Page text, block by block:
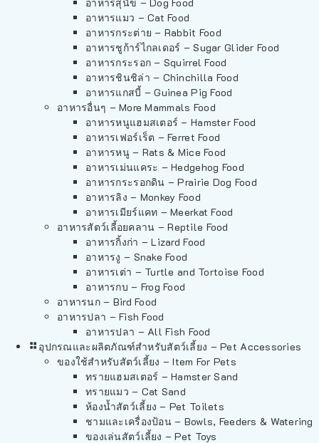
อาหารแมว – Cat Food
อาหารกระต่าย – Rabbit Food
อาหารชูก้าร์ไกลเดอร์ – Sugar Glider Food
อาหารกระรอก – Squirrel Food
อาหารชินชิล่า – Chinchilla Food
อาหารแกสบี้ – Guinea Pig Food
อาหารอื่นๆ – More Mammals Food
อาหารหนูแฮมสเตอร์ – Hamster Food
อาหารเฟอร์เร็ต – Ferret Food
อาหารหนู – Rats & Mice Food
อาหารเม่นแคระ – Hedgehog Food
อาหารกระรอกดิน – Prairie Dog Food
อาหารลิง – Monkey Food
อาหารเมียร์แคท – Meerkat Food
อาหารสัตว์เลี้อยคลาน – Reptile Food
อาหารกิ้งก่า – Lizard Food
อาหารงู – Snake Food
อาหารเต่า – Turtle and Tortoise Food
อาหารกบ – Frog Food
อาหารนก – Bird Food
อาหารปลา – Fish Food
อาหารปลา – All Fish Food
อุปกรณและผลิตภัณฑ์สำหรับสัตว์เลี้ยง – Pet Accessories
ของใช้สำหรับสัตว์เลี้ยง – Item For Pets
ทรายแฮมสเตอร์ – Hamster Sand
ทรายแมว – Cat Sand
ห้องน้ำสัตว์เลี้ยง – Pet Toilets
ชามและเครื่องป้อน – Bowls, Feeders & Watering
ของเล่นสัตว์เลี้ยง – Pet Toys